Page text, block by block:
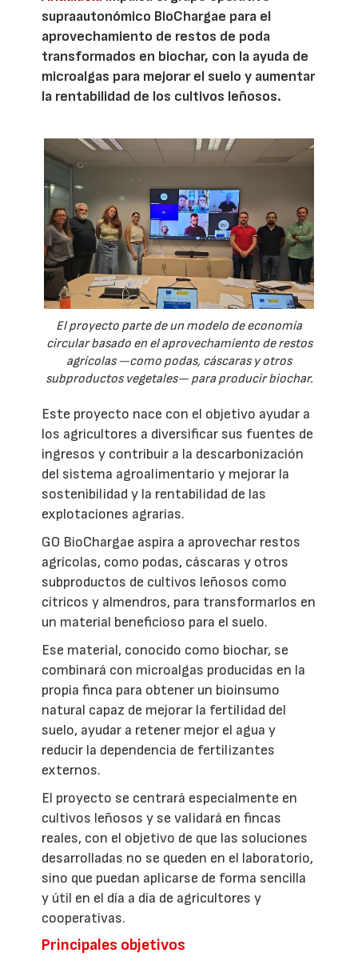
supraautonómico BioChargae para el
aprovechamiento de restos de poda
transformados en biochar, con la ayuda de
microalgas para mejorar el suelo y aumentar
la rentabilidad de los cultivos leñosos.
El proyecto parte de un modelo de economía
circular basado en el aprovechamiento de restos
agrícolas —como podas, cáscaras y otros
subproductos vegetales— para producir biochar.
Este proyecto nace con el objetivo ayudar a
los agricultores a diversificar sus fuentes de
ingresos y contribuir a la descarbonización
del sistema agroalimentario y mejorar la
sostenibilidad y la rentabilidad de las
explotaciones agrarias.
GO BioChargae aspira a aprovechar restos
agrícolas, como podas, cáscaras y otros
subproductos de cultivos leñosos como
cítricos y almendros, para transformarlos en
un material beneficioso para el suelo.
Ese material, conocido como biochar, se
combinará con microalgas producidas en la
propia finca para obtener un bioinsumo
natural capaz de mejorar la fertilidad del
suelo, ayudar a retener mejor el agua y
reducir la dependencia de fertilizantes
externos.
El proyecto se centrará especialmente en
cultivos leñosos y se validará en fincas
reales, con el objetivo de que las soluciones
desarrolladas no se queden en el laboratorio,
sino que puedan aplicarse de forma sencilla
y útil en el día a día de agricultores y
cooperativas.
Principales objetivos